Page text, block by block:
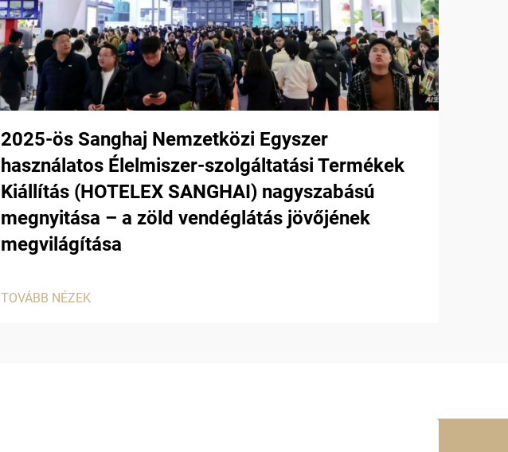
2025-ös Sanghaj Nemzetközi Egyszer
használatos Élelmiszer-szolgáltatási Termékek
Kiállítás (HOTELEX SANGHAI) nagyszabású
megnyitása – a zöld vendéglátás jövőjének
megvilágítása
TOVÁBB NÉZEK